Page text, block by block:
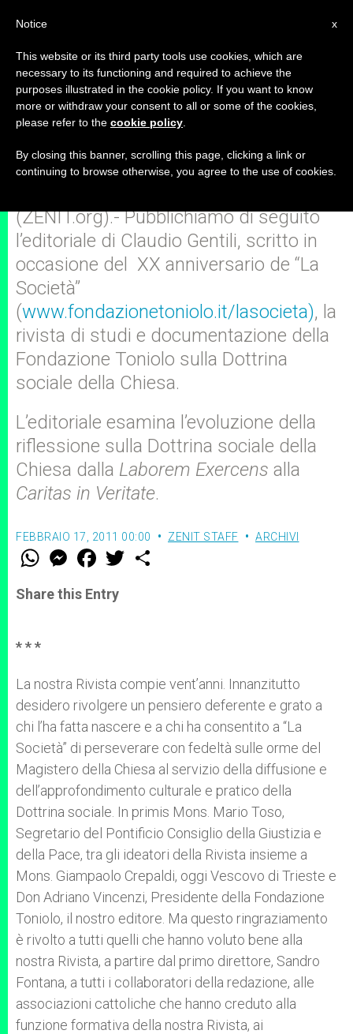
La forza profetica della Dottrina
sociale della Chiesa
(ZENIT.org).- Pubblichiamo di seguito
l’editoriale di Claudio Gentili, scritto in
occasione del XX anniversario de “La
Società”
(www.fondazionetoniolo.it/lasocieta), la
rivista di studi e documentazione della
Fondazione Toniolo sulla Dottrina
sociale della Chiesa.
L’editoriale esamina l’evoluzione della
riflessione sulla Dottrina sociale della
Chiesa dalla Laborem Exercens alla
Caritas in Veritate.
FEBBRAIO 17, 2011 00:00 ZENIT STAFF ARCHIVI
W
t
s
M
e
s
e
F
a
e
b
w
Share this Entry
* * *
La nostra Rivista compie vent’anni. Innanzitutto
desidero rivolgere un pensiero deferente e grato a
chi l’ha fatta nascere e a chi ha consentito a “La
Società” di perseverare con fedeltà sulle orme del
Magistero della Chiesa al servizio della diffusione e
dell’approfondimento culturale e pratico della
Dottrina sociale. In primis Mons. Mario Toso,
Segretario del Pontificio Consiglio della Giustizia e
della Pace, tra gli ideatori della Rivista insieme a
Mons. Giampaolo Crepaldi, oggi Vescovo di Trieste e
Don Adriano Vincenzi, Presidente della Fondazione
Toniolo, il nostro editore. Ma questo ringraziamento
è rivolto a tutti quelli che hanno voluto bene alla
nostra Rivista, a partire dal primo direttore, Sandro
Fontana, a tutti i collaboratori della redazione, alle
associazioni cattoliche che hanno creduto alla
funzione formativa della nostra Rivista, ai
x
Notice
This website or its third party tools use cookies, which are
necessary to its functioning and required to achieve the
purposes illustrated in the cookie policy. If you want to know
more or withdraw your consent to all or some of the cookies,
please refer to the cookie policy
By closing this banner, scrolling this page, clicking a link or
continuing to browse otherwise, you agree to the use of cookies.